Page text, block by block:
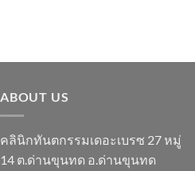
ABOUT US
คลินิกทันตกรรมเดอะเบรซ 27 หมู่
14 ต.ด่านขุนทด อ.ด่านขุนทด